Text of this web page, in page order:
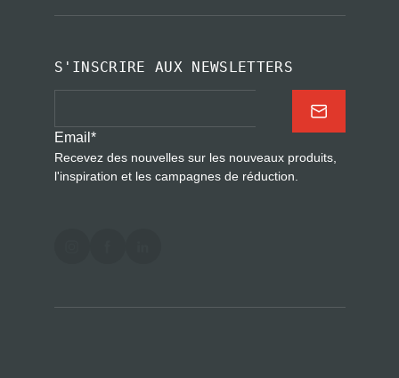
S'INSCRIRE AUX NEWSLETTERS
Email *
Recevez des nouvelles sur les nouveaux produits,
l'inspiration et les campagnes de réduction.